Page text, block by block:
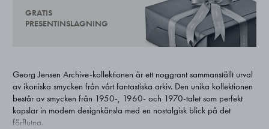
GRATIS
PRESENTINSLAGNING
Georg Jensen Archive-kollektionen är ett noggrant sammanställt urval
av ikoniska smycken från vårt fantastiska arkiv. Den unika kollektionen
består av smycken från 1950-, 1960- och 1970-talet som perfekt
kapslar in modern designkänsla med en nostalgisk blick på det
förflutna.